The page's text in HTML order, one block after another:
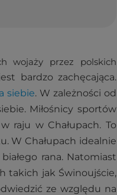
wojaży przez polskich
bardzo zachęcająca.
siebie. W zależności od
Miłośnicy sportów
raju w Chałupach. To
W Chałupach idealnie
rana. Natomiast
takich jak Świnoujście,
ze względu na